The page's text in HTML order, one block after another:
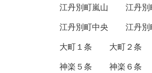
江丹別町嵐山
江丹別
江丹別町中央
江丹
大町１条
大町２条
神楽５条
神楽６条